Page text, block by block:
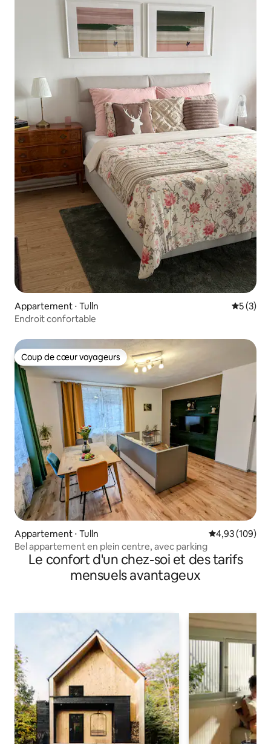
Appartement ⋅ Tulln
5 (3)
Endroit confortable
Coup de cœur voyageurs
Coup de cœur voyageurs
Appartement ⋅ Tulln Évaluation
4,93 (109)
Bel appartement en plein centre, avec parking
Le confort d'un chez-soi et des tarifs
mensuels avantageux